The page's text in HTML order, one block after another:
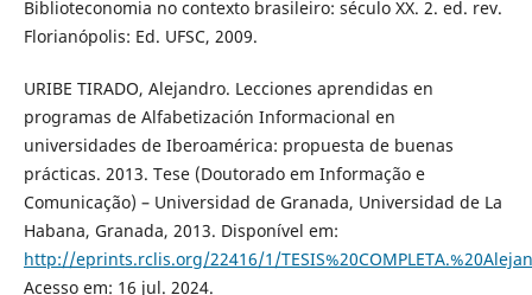
Biblioteconomia no contexto brasileiro: século XX. 2. ed. rev.
Florianópolis: Ed. UFSC, 2009.
URIBE TIRADO, Alejandro. Lecciones aprendidas en
programas de Alfabetización Informacional en
universidades de Iberoamérica: propuesta de buenas
prácticas. 2013. Tese (Doutorado em Informação e
Comunicação) – Universidad de Granada, Universidad de La
Habana, Granada, 2013. Disponível em:
http://eprints.rclis.org/22416/1/
Acesso em: 16 jul. 2024.